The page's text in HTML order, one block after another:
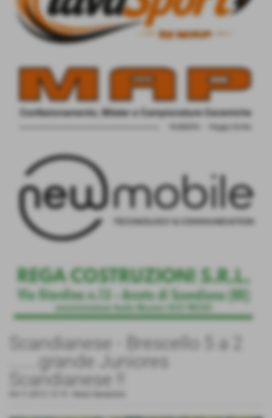
Scandianese - Brescello 5 a 2
.......grande Juniores
Scandianese !!